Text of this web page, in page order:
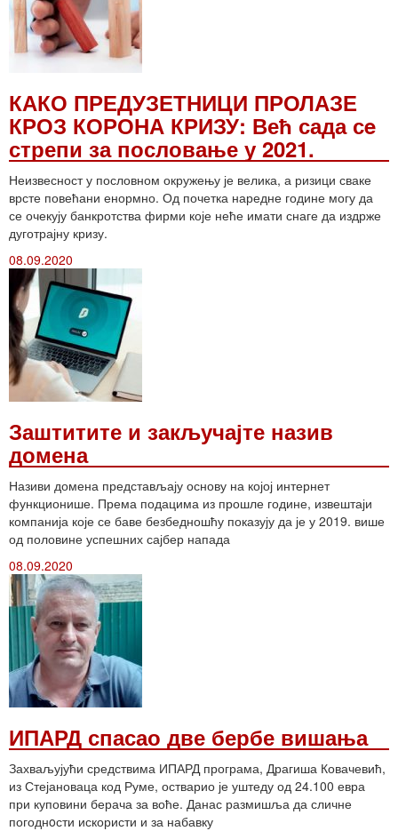
КАКО ПРЕДУЗЕТНИЦИ ПРОЛАЗЕ
КРОЗ КОРОНА КРИЗУ: Већ сада сe
стрепи за пословање у 2021.
Неизвесност у пословном окружењу је велика, а ризици сваке
врсте повећани енормно. Од почетка наредне године могу да
се очекују банкротства фирми које неће имати снаге да издрже
дуготрајну кризу.
08.09.2020
Заштитите и закључајте назив
домена
Називи домена представљају основу на којој интернет
функционише. Према подацима из прошле године, извештаји
компанија које се баве безбедношћу показују да је у 2019. више
од половине успешних сајбер напада
08.09.2020
ИПАРД спасао две бербе вишања
Захваљујући средствима ИПАРД програма, Драгиша Ковачевић,
из Стејановаца код Руме, остварио је уштеду од 24.100 евра
при куповини берача за воће. Данас размишља да сличне
погоднoсти искористи и за набавку